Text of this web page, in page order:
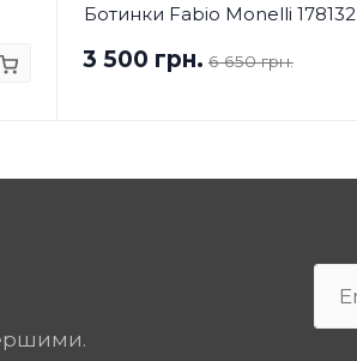
Ботинки Fabio Monelli 178132
3 500 грн. 6 650 грн.